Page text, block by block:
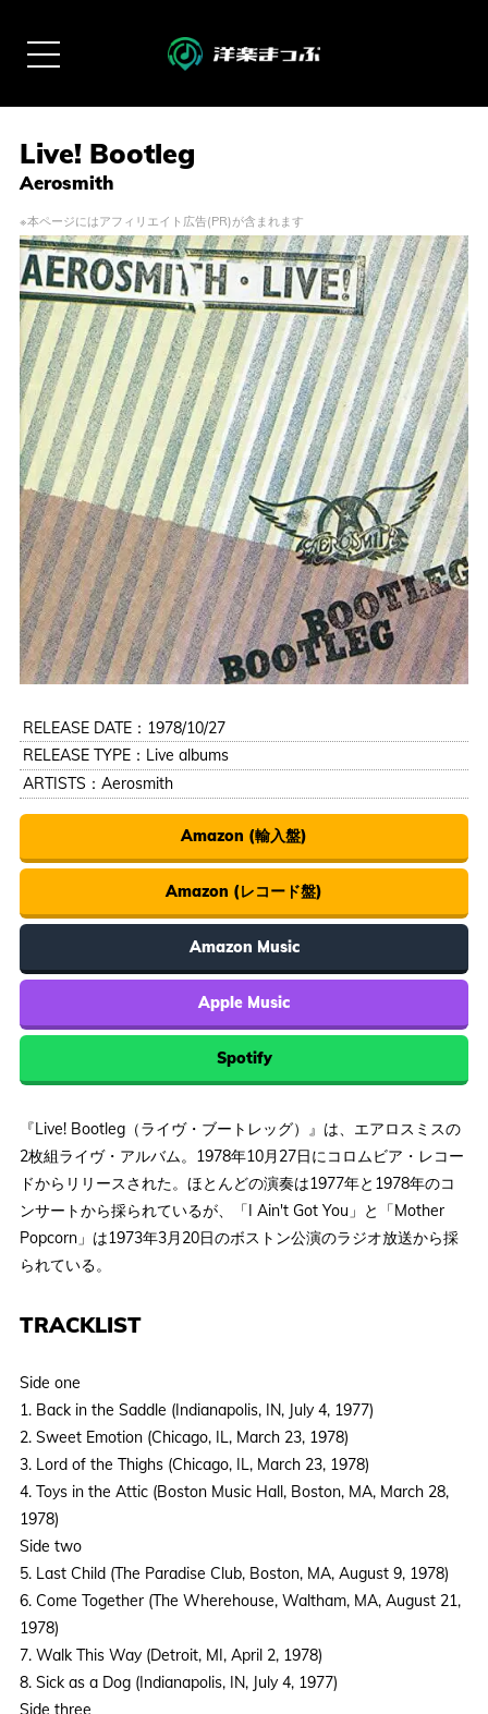
Live! Bootleg
Aerosmith
※本ページにはアフィリエイト広告(PR)が含まれます
RELEASE DATE：1978/10/27
RELEASE TYPE：Live albums
ARTISTS： Aerosmith
Amazon (輸入盤)
Amazon (レコード盤)
Amazon Music
Apple Music
Spotify
『Live! Bootleg（ライヴ・ブートレッグ）』は、エアロスミスの
2枚組ライヴ・アルバム。1978年10月27日にコロムビア・レコー
ドからリリースされた。ほとんどの演奏は1977年と1978年のコ
ンサートから採られているが、「I Ain't Got You」と「Mother
Popcorn」は1973年3月20日のボストン公演のラジオ放送から採
られている。
TRACKLIST
Side one
1. Back in the Saddle (Indianapolis, IN, July 4, 1977)
2. Sweet Emotion (Chicago, IL, March 23, 1978)
3. Lord of the Thighs (Chicago, IL, March 23, 1978)
4. Toys in the Attic (Boston Music Hall, Boston, MA, March 28,
1978)
Side two
5. Last Child (The Paradise Club, Boston, MA, August 9, 1978)
6. Come Together (The Wherehouse, Waltham, MA, August 21,
1978)
7. Walk This Way (Detroit, MI, April 2, 1978)
8. Sick as a Dog (Indianapolis, IN, July 4, 1977)
Side three